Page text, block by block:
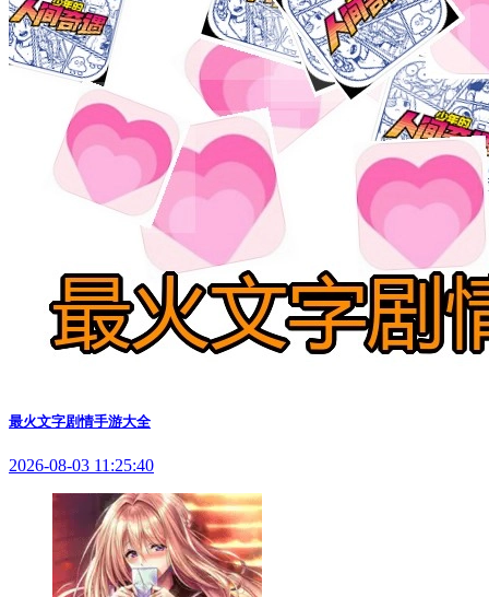
最火文字剧情手游大全
2026-08-03 11:25:40